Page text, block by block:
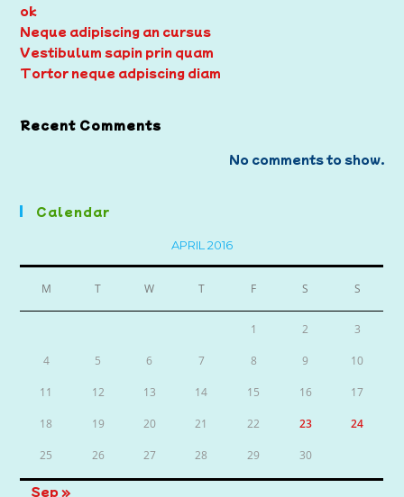
ok
Neque adipiscing an cursus
Vestibulum sapin prin quam
Tortor neque adpiscing diam
Recent Comments
No comments to show.
Calendar
APRIL 2016
M T W T F S S
1 2 3
4 5 6 7 8 9 10
11 12 13 14 15 16 17
18 19 20 21 22 23 24
25 26 27 28 29 30
Sep »